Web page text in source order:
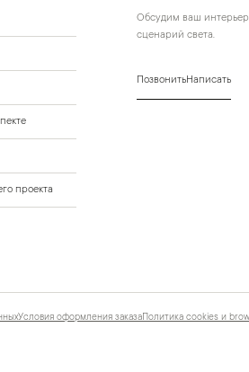
Обсудим ваш
сценарий света.
ПозвонитьНаписать
проекта
Условия оформления заказаПолитика cookies и